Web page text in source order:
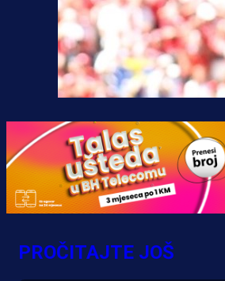
PROČITAJTE JOŠ